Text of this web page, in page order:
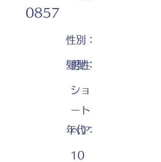
0857
性別：
男性
髪型：
ショ
ート
ヘア
年代：
10